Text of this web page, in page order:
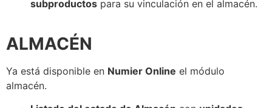
subproductos para su vinculación en el almacén.
ALMACÉN
Ya está disponible en Numier Online el módulo
almacén.